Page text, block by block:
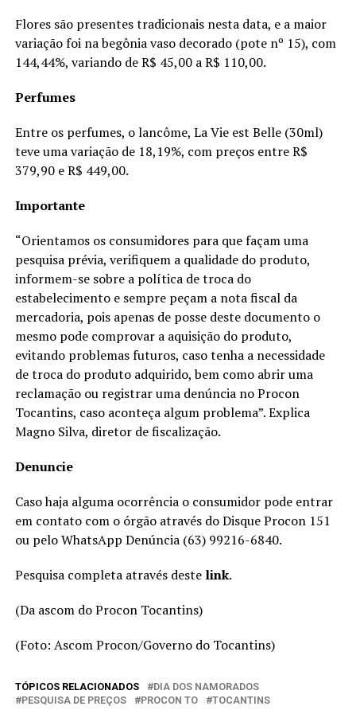
Flores são presentes tradicionais nesta data, e a maior
variação foi na begônia vaso decorado (pote nº 15), com
144,44%, variando de R$ 45,00 a R$ 110,00.
Perfumes
Entre os perfumes, o lancôme, La Vie est Belle (30ml)
teve uma variação de 18,19%, com preços entre R$
379,90 e R$ 449,00.
Importante
“Orientamos os consumidores para que façam uma
pesquisa prévia, verifiquem a qualidade do produto,
informem-se sobre a política de troca do
estabelecimento e sempre peçam a nota fiscal da
mercadoria, pois apenas de posse deste documento o
mesmo pode comprovar a aquisição do produto,
evitando problemas futuros, caso tenha a necessidade
de troca do produto adquirido, bem como abrir uma
reclamação ou registrar uma denúncia no Procon
Tocantins, caso aconteça algum problema”. Explica
Magno Silva, diretor de fiscalização.
Denuncie
Caso haja alguma ocorrência o consumidor pode entrar
em contato com o órgão através do Disque Procon 151
ou pelo WhatsApp Denúncia (63) 99216-6840.
Pesquisa completa através deste link.
(Da ascom do Procon Tocantins)
(Foto: Ascom Procon/Governo do Tocantins)
TÓPICOS RELACIONADOS
DIA DOS NAMORADOS
PESQUISA DE PREÇOS
PROCON TO TOCANTINS